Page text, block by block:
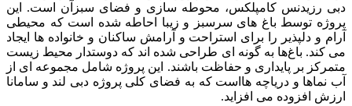
دبی رزیدنس کامپلکس، محوطه سازی و فضای سبزآن است. این
پروژه توسط باغ های سرسبز و زیبا احاطه شده است که محیطی
آرام و دلپذیر را برای استراحت و آرامش ساکنان و خانواده ها ایجاد
می کند. باغ‌ها به گونه‌ ای طراحی شده‌ اند که دوستدار محیط‌ زیست
متمرکز بر پایداری و حفاظت باشند. این پروژه شامل مجموعه ای از
آب نماها و دریاچه هااست که به فضای کلی پروژه دبی لند و سامانا
ارزش افزوده می افزاید.